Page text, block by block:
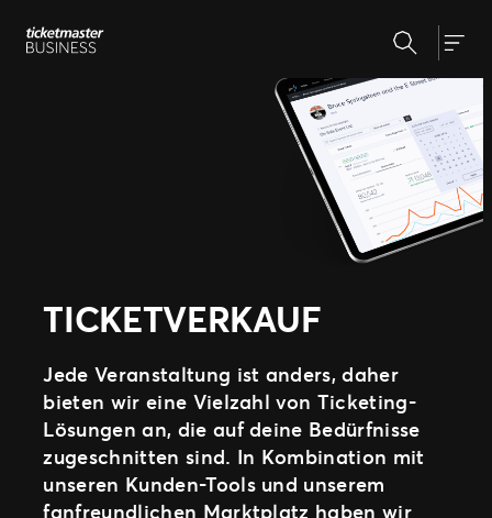
Zum
Inhalt
Unsere Lösungen
Veranstaltungserstellung &
Veranstaltungsmanagement
WEITERE PARTNERSCHAFTSMÖGLICHKEITEN
Sport
Universe
Suchen
TICKETVERKAUF
Jede Veranstaltung ist anders, daher
bieten wir eine Vielzahl von Ticketing-
Lösungen an, die auf deine Bedürfnisse
zugeschnitten sind. In Kombination mit
unseren Kunden-Tools und unserem
fanfreundlichen Marktplatz haben wir